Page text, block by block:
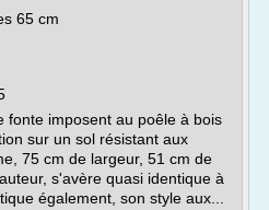
65 cm
fonte imposent au poêle à bois
sur un sol résistant aux
75 cm de largeur, 51 cm de
s'avère quasi identique à
également, son style aux...